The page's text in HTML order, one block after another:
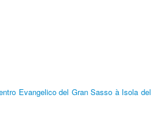
Evangelico del Gran Sasso à Isola del